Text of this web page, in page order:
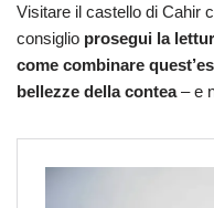
Visitare il castello di Cahir
consiglio prosegui la
come combinare
bellezze della contea– e